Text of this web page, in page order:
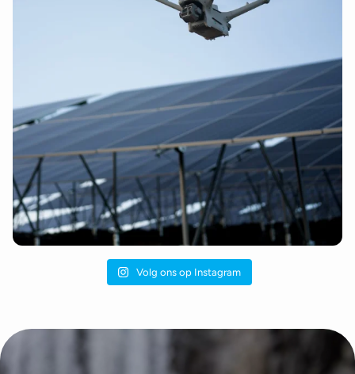
Volg ons op Instagram